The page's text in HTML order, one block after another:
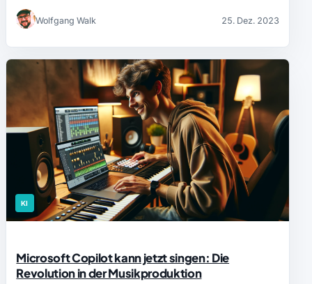
Wolfgang Walk 25. Dez. 2023
KI
Microsoft Copilot kann jetzt singen: Die
Revolution in der Musikproduktion